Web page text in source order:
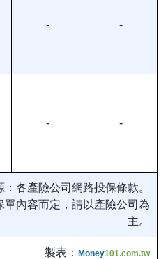
- -
- -
：各產險公司網路投保條款。
單內容而定，請以產險公司為
主。
製表： Money101.com.tw